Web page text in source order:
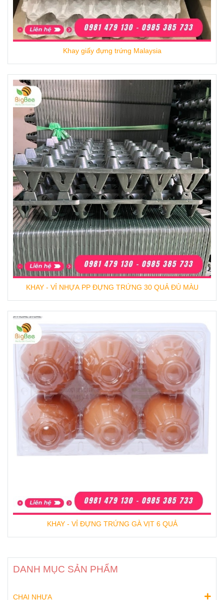
Khay giấy đựng trứng Malaysia
KHAY - VỈ NHỰA PP ĐỰNG TRỨNG 30 QUẢ ĐỦ MÀU
KHAY - VỈ ĐỰNG TRỨNG GÀ VỊT 6 QUẢ
DANH MỤC SẢN PHẨM
CHAI NHỰA